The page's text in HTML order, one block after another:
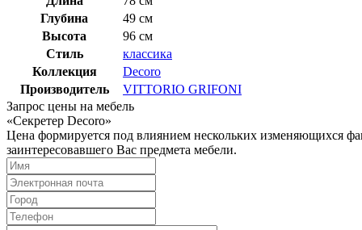
Глубина
49 см
Высота
96 см
Стиль
классика
Коллекция
Decoro
Производитель
VITTORIO GRIFONI
Запрос цены на мебель
«Секретер Decoro»
Цена формируется под влиянием нескольких изменяющихся
заинтересовавшего Вас предмета мебели.